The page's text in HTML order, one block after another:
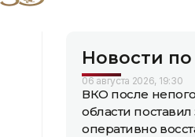
Новости
06 августа 2026, 19:30
ВКО после
области поставил
оперативно